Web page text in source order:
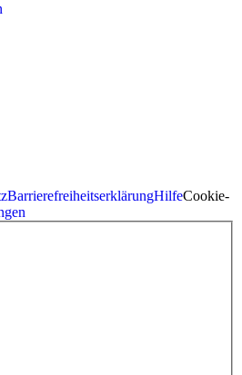
BarrierefreiheitserklärungHilfeCookie-